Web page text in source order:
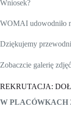
Wniosek?
WOMAI udowodniło
Dziękujemy
Zobaczcie galerię
REKRUTACJA:
W PLACÓWKACH